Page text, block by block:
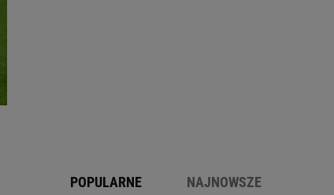
POPULARNE NAJNOWSZE